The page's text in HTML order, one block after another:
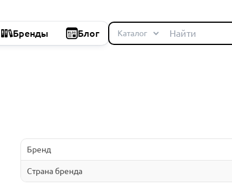
Бренды Блог
Бренд
Страна бренда